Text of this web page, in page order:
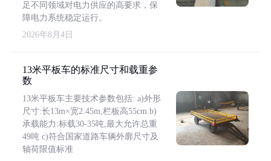
足不同领域对电力供应的高要求，保
障电力系统稳定运行。
2026年8月4日
13米平板车的标准尺寸和载重参
数
13米平板车主要技术参数包括: a)外形
尺寸:长13m×宽2.45m,栏板高55cm b)
承载能力:标载30-35吨,最大允许总重
49吨 c)符合国家道路车辆外廓尺寸及
轴荷限值标准